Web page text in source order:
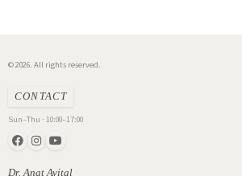
© 2026. All rights reserved.
CONTACT
Sun–Thu · 10:00–17:00
Dr. Anat Avital